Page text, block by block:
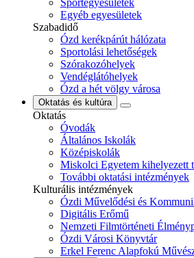
Sportegyesületek
Egyéb egyesületek
Szabadidő
Ózd kerékpárút hálózata
Sportolási lehetőségek
Szórakozóhelyek
Vendéglátóhelyek
Ózd a hét völgy városa
Oktatás és kultúra
Oktatás
Óvodák
Általános Iskolák
Középiskolák
Miskolci Egyetem kihelyezett
További oktatási intézmények
Kulturális intézmények
Ózdi Művelődési és
Digitális Erőmű
Nemzeti Filmtörténeti
Ózdi Városi Könyvtár
Erkel Ferenc Alapfokú